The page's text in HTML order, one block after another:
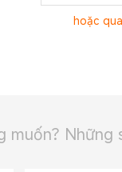
hoặc
muốn?